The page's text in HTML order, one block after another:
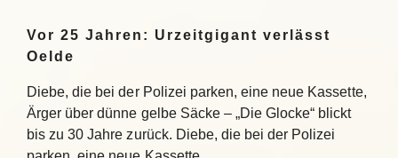
Vor 25 Jahren: Urzeitgigant verlässt
Oelde
Diebe, die bei der Polizei parken, eine neue Kassette,
Ärger über dünne gelbe Säcke – „Die Glocke“ blickt
bis zu 30 Jahre zurück. Diebe, die bei der Polizei